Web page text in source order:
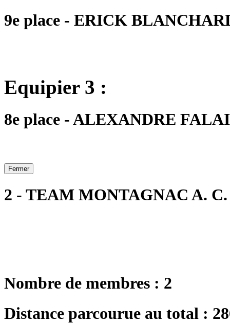
9e place - ERICK
Equipier 3 :
8e place - ALEXANDRE
Fermer
2 - TEAM MONTAGNAC A. C.
Nombre de membres : 2
Distance parcourue au total :